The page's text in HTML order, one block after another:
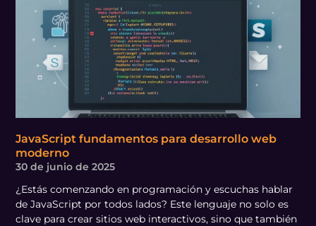
JavaScript fundamentos para desarrollo web
moderno
30 de junio de 2025
¿Estás comenzando en programación y escuchas hablar
de JavaScript por todos lados? Este lenguaje no solo es
clave para crear sitios web interactivos, sino que también